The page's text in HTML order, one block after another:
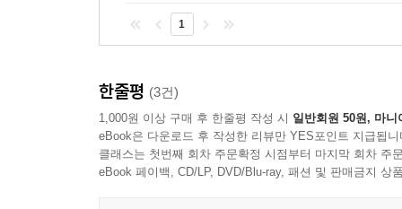
1
한줄평 (3건)
1,000원 이상 구매 후 한줄평 작성 시 일반회원 50원, 마니
eBook은 다운로드 후 작성한 리뷰만 YES포인트 지급됩니
클래스는 첫번째 회차 주문확정 시점부터 마지막 회차 주
eBook 페이백, CD/LP, DVD/Blu-ray, 패션 및 판매금지 상